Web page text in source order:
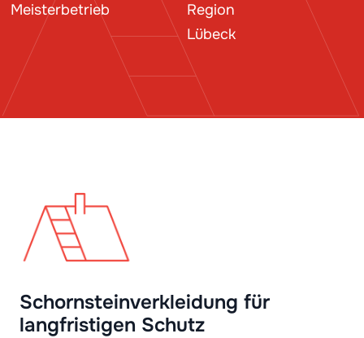
Meisterbetrieb
Region
Lübeck
Schornsteinverkleidung für
langfristigen Schutz